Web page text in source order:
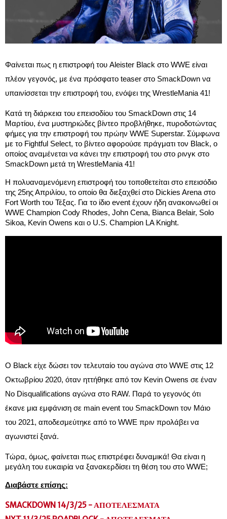
Φαίνεται πως η επιστροφή του Aleister Black στο WWE είναι
πλέον γεγονός, με ένα πρόσφατο teaser στο SmackDown να
υπαινίσσεται την επιστροφή του, ενόψει της WrestleMania 41!
Κατά τη διάρκεια του επεισοδίου του SmackDown στις 14
Μαρτίου, ένα μυστηριώδες βίντεο προβλήθηκε, πυροδοτώντας
φήμες για την επιστροφή του πρώην WWE Superstar. Σύμφωνα
με το Fightful Select, το βίντεο αφορούσε πράγματι τον Black, ο
οποίος αναμένεται να κάνει την επιστροφή του στο ρινγκ στο
SmackDown μετά τη WrestleMania 41!
Η πολυαναμενόμενη επιστροφή του τοποθετείται στο επεισόδιο
της 25ης Απριλίου, το οποίο θα διεξαχθεί στο Dickies Arena στο
Fort Worth του Τέξας. Για το ίδιο event έχουν ήδη ανακοινωθεί οι
WWE Champion Cody Rhodes, John Cena, Bianca Belair, Solo
Sikoa, Kevin Owens και ο U.S. Champion LA Knight.
Ο Black είχε δώσει τον τελευταίο του αγώνα στο WWE στις 12
Οκτωβρίου 2020, όταν ηττήθηκε από τον Kevin Owens σε έναν
No Disqualifications αγώνα στο RAW. Παρά το γεγονός ότι
έκανε μια εμφάνιση σε main event του SmackDown τον Μάιο
του 2021, αποδεσμεύτηκε από το WWE πριν προλάβει να
αγωνιστεί ξανά.
Τώρα, όμως, φαίνεται πως επιστρέφει δυναμικά! Θα είναι η
μεγάλη του ευκαιρία να ξανακερδίσει τη θέση του στο WWE;
Διαβάστε επίσης:
SMACKDOWN 14/3/25 - ΑΠΟΤΕΛΕΣΜΑΤΑ